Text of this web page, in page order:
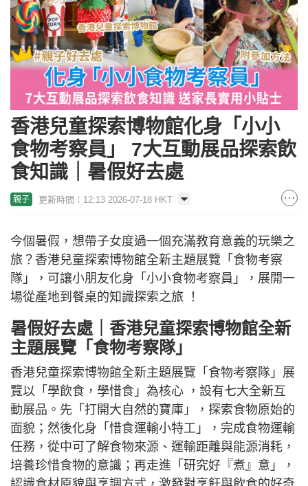
香港兒童探索博物館化身「小小
食物考察員」 7大互動展品探索飲
食知識｜暑假好去處
親子 更新時間：12:13 2026-07-18 HKT
今個暑假，想帶子女度過一個充滿教育意義的玩樂之
旅？香港兒童探索博物館全新主題展覽「食物考察
隊」，可讓小朋友化身「小小食物考察員」，展開一
場從產地到餐桌的知識探索之旅 ！
暑假好去處｜香港兒童探索博物館全新
主題展覽「食物考察隊」
香港兒童探索博物館全新主題展覽「食物考察隊」展
覽以「學飲食，學惜食」為核心 ，設有七大全新互
動展品。先「打開大自然的寶庫」，探索食物原始的
面貌；然後化身「惜食運輸小特工」，完成食物運輸
任務，從中可了解食物來源、運輸距離與能源消耗，
培養珍惜食物的意識；再走進「研究好『煮』意」，